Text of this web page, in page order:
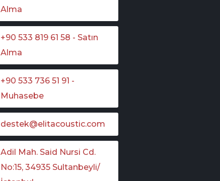
Alma
+90 533 819 61 58 - Satın
Alma
+90 533 736 51 91 -
Muhasebe
destek@elitacoustic.com
Adil Mah. Said Nursi Cd.
No:15, 34935 Sultanbeyli/